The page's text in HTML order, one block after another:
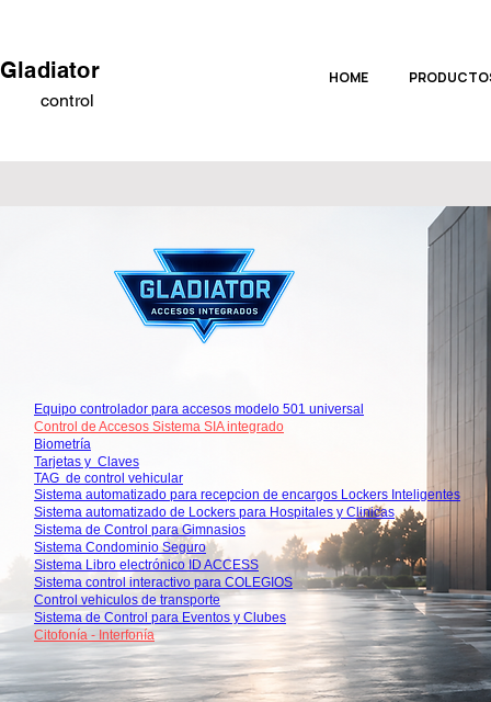
Gladiator
control
HOME
Citofonía - Interfonía
Tarjetas y Claves
Biometría
TAG de control vehicular
Control de Accesos Sistema SIA integrado
Equipo controlador para accesos modelo 501 universal
Sistema automatizado para recepcion de encargos Lockers Inteligentes
Sistema automatizado de Lockers para Hospitales y Clinicas
Sistema de Control para Gimnasios
Sistema Condominio Seguro
Sistema Libro electrónico ID ACCESS
Sistema control interactivo para COLEGIOS
Control vehiculos de transporte
Sistema de Control para Eventos y Clubes